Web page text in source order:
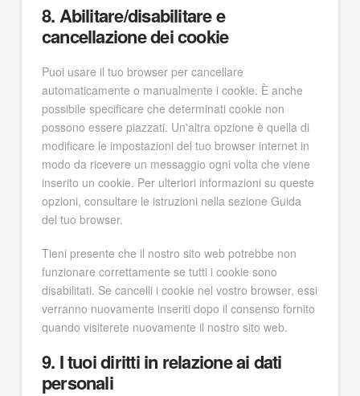
8. Abilitare/disabilitare e
cancellazione dei cookie
Puoi usare il tuo browser per cancellare
automaticamente o manualmente i cookie. È anche
possibile specificare che determinati cookie non
possono essere piazzati. Un'altra opzione è quella di
modificare le impostazioni del tuo browser internet in
modo da ricevere un messaggio ogni volta che viene
inserito un cookie. Per ulteriori informazioni su queste
opzioni, consultare le istruzioni nella sezione Guida
del tuo browser.
Tieni presente che il nostro sito web potrebbe non
funzionare correttamente se tutti i cookie sono
disabilitati. Se cancelli i cookie nel vostro browser, essi
verranno nuovamente inseriti dopo il consenso fornito
quando visiterete nuovamente il nostro sito web.
9. I tuoi diritti in relazione ai dati
personali